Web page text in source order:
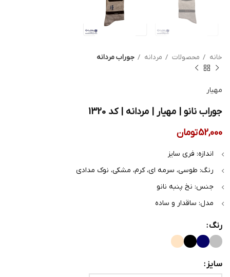
خانه محصولات مردانه جوراب مردانه
مهیار
جوراب نانو | مهیار | مردانه | کد 1320
52,000تومان
اندازه: فری سایز
رنگ: طوسی، سرمه ای، کرم، مشکی، نوک مدادی
جنس: نخ پنبه نانو
مدل: ساقدار و ساده
رنگ
سایز